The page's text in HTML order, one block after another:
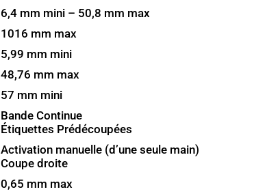
6,4 mm mini – 50,8 mm max
1016 mm max
5,99 mm mini
48,76 mm max
57 mm mini
Bande Continue
Étiquettes Prédécoupées
Activation manuelle (d’une seule main)
Coupe droite
0,65 mm max